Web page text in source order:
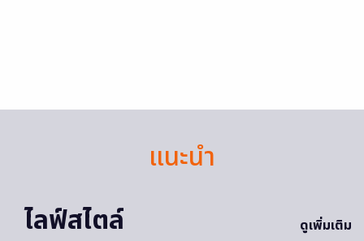
แนะนำ
ไลฟ์สไตล์
ดูเพิ่มเติม